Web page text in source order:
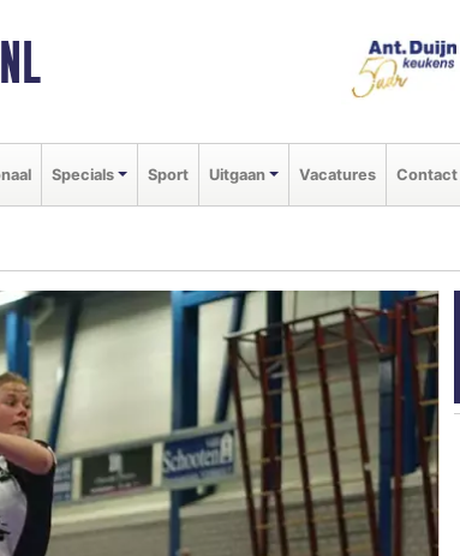
Specials Sport Uitgaan Vacatures Contact